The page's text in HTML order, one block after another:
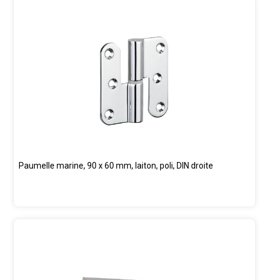
Paumelle marine, 90 x 60 mm, laiton, poli, DIN droite